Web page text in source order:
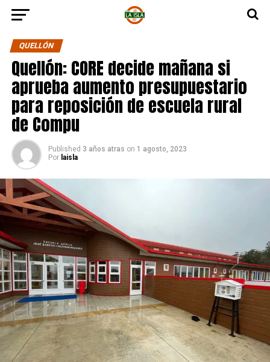
QUELLÓN
Quellón: CORE decide mañana si
aprueba aumento presupuestario
para reposición de escuela rural
de Compu
Published 3 años atras on 1 agosto, 2023
Por laisla